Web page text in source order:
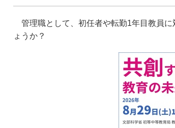
管理職として、初任者や転勤1年目教員
ょうか？